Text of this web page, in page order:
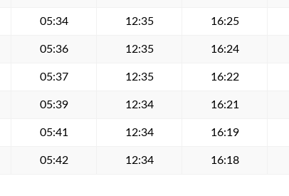
05:34 12:35 16:25
05:36 12:35 16:24
05:37 12:35 16:22
05:39 12:34 16:21
05:41 12:34 16:19
05:42 12:34 16:18